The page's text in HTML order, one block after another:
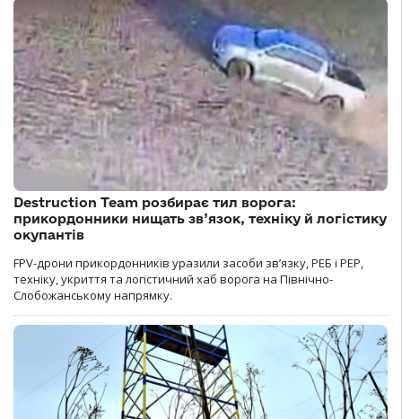
Destruction Team розбирає тил ворога:
прикордонники нищать зв’язок, техніку й логістику
окупантів
FPV-дрони прикордонників уразили засоби зв’язку, РЕБ і РЕР,
техніку, укриття та логістичний хаб ворога на Північно-
Слобожанському напрямку.